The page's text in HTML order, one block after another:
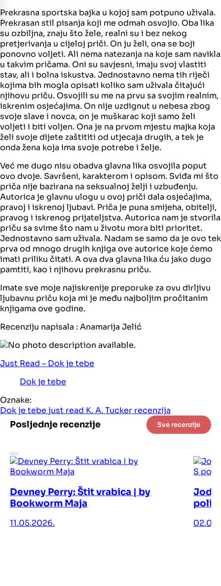
Prekrasna sportska bajka u kojoj sam potpuno uživala.
Prekrasan stil pisanja koji me odmah osvojio. Oba lika
su ozbiljna, znaju što žele, realni su i bez nekog
pretjerivanja u cijeloj priči. On ju želi, ona se boji
ponovno voljeti. Ali nema natezanja na koje sam navikla
u takvim pričama. Oni su savjesni, imaju svoj vlastiti
stav, ali i bolna iskustva. Jednostavno nema tih riječi
kojima bih mogla opisati koliko sam uživala čitajući
njihovu priču. Osvojili su me na prvu sa svojim realnim,
iskrenim osjećajima. On nije uzdignut u nebesa zbog
svoje slave i novca, on je muškarac koji samo želi
voljeti i biti voljen. Ona je na prvom mjestu majka koja
želi svoje dijete zaštititi od utjecaja drugih, a tek je
onda žena koja ima svoje potrebe i želje.
Već me dugo nisu obadva glavna lika osvojila poput
ovo dvoje. Savršeni, karakterom i opisom. Sviđa mi što
priča nije bazirana na seksualnoj želji i uzbuđenju.
Autorica je glavnu ulogu u ovoj priči dala osjećajima,
pravoj i iskrenoj ljubavi. Priča je puna smijeha, obitelji,
pravog i iskrenog prijateljstva. Autorica nam je stvorila
priču sa svime što nam u životu mora biti prioritet.
Jednostavno sam uživala. Nadam se samo da je ovo tek
prva od mnogo drugih knjiga ove autorice koje ćemo
imati priliku čitati. A ova dva glavna lika ću jako dugo
pamtiti, kao i njihovu prekrasnu priču.
Imate sve moje najiskrenije preporuke za ovu dirljivu
ljubavnu priču koja mi je među najboljim pročitanim
knjigama ove godine.
Recenziju napisala : Anamarija Jelić
Just Read – Dok je tebe
Dok je tebe
Oznake:
Dok je tebe just read K. A. Tucker recenzija
Posljednje recenzije Sve recenzije
Devney Perry: Štit vrabica | by
Bookworm Maja
11.05.2026.
Jodi